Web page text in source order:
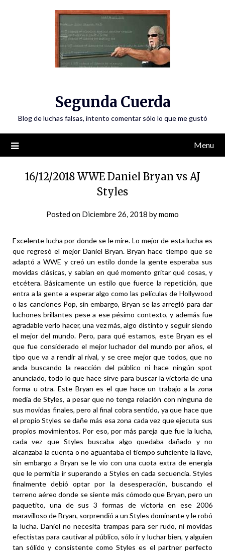
Segunda Cuerda
Blog de luchas falsas, intento comentar sólo lo que me gustó
Menu
16/12/2018 WWE Daniel Bryan vs AJ
Styles
Posted on Diciembre 26, 2018 bymomo
Excelente lucha por donde se le mire. Lo mejor de esta lucha es
que regresó el mejor Daniel Bryan. Bryan hace tiempo que se
adaptó a WWE y creó un estilo donde la gente esperaba sus
movidas clásicas, y sabían en qué momento gritar qué cosas, y
etcétera. Básicamente un estilo que fuerce la repetición, que
entra a la gente a esperar algo como las películas de Hollywood
o las canciones Pop, sin embargo, Bryan se las arregló para dar
luchones brillantes pese a ese pésimo contexto, y además fue
agradable verlo hacer, una vez más, algo distinto y seguir siendo
el mejor del mundo. Pero, para qué estamos, este Bryan es el
que fue considerado el mejor luchador del mundo por años, el
tipo que va a rendir al rival, y se cree mejor que todos, que no
anda buscando la reacción del público ni hace ningún spot
anunciado, todo lo que hace sirve para buscar la victoria de una
forma u otra. Este Bryan es el que hace un trabajo a la zona
media de Styles, a pesar que no tenga relación con ninguna de
sus movidas finales, pero al final cobra sentido, ya que hace que
el propio Styles se dañe más esa zona cada vez que ejecuta sus
propios movimientos. Por eso, por más pareja que fue la lucha,
cada vez que Styles buscaba algo quedaba dañado y no
alcanzaba la cuenta o no aguantaba el tiempo suficiente la llave,
sin embargo a Bryan se le vio con una cuota extra de energía
que le permitía ir superando a Styles en cada secuencia. Styles
finalmente debió optar por la desesperación, buscando el
terreno aéreo donde se siente más cómodo que Bryan, pero un
paquetito, una de sus 3 formas de victoria en ese 2006
maravilloso de Bryan, sorprendió a un Styles dominante y le robó
la lucha. Daniel no necesita trampas para ser rudo, ni movidas
efectistas para cautivar al público, sólo ir y luchar bien, y alguien
tan sólido y consistente como Styles es el partner perfecto